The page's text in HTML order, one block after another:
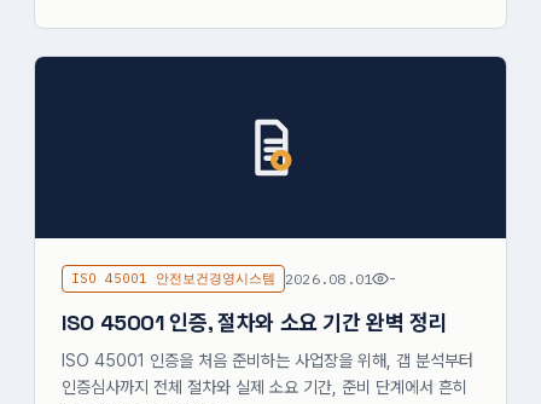
ISO 45001 안전보건경영시스템 2026.08.01 -
ISO 45001 인증, 절차와 소요 기간 완벽 정리
ISO 45001 인증을 처음 준비하는 사업장을 위해, 갭 분석부터
인증심사까지 전체 절차와 실제 소요 기간, 준비 단계에서 흔히